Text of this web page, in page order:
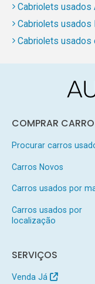
Cabriolets usados
Cabriolets usados
Cabriolets usados
COMPRAR CARRO
Procurar carros
Carros Novos
Carros usados por
Carros usados por
localização
SERVIÇOS
Venda Já